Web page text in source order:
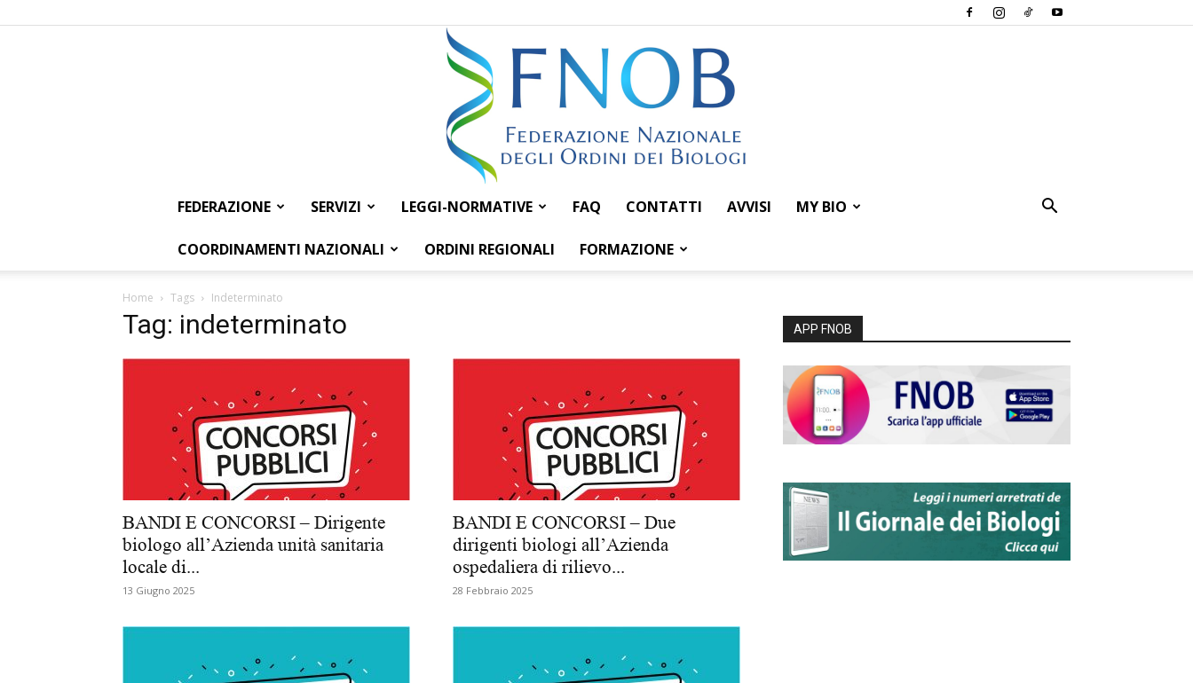
Federazione
Nazionale
degli
FEDERAZIONE SERVIZI LEGGI-NORMATIVE FAQ CONTATTI AVVISI MY BIO
COORDINAMENTI NAZIONALI ORDINI REGIONALI FORMAZIONE
Home Tags Indeterminato
Tag: indeterminato
BANDI E CONCORSI – Dirigente
biologo all’Azienda unità sanitaria
locale di...
13 Giugno 2025
BANDI E CONCORSI – Due
dirigenti biologi all’Azienda
ospedaliera di rilievo...
28 Febbraio 2025
APP FNOB